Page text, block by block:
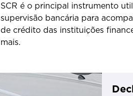
SCR é o principal instrumento
supervisão bancária para
de crédito das instituições
mais.